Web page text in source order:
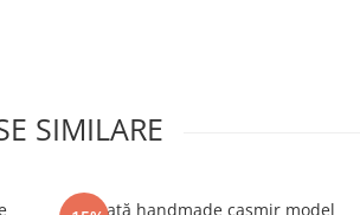
SIMILARE
Cravată handmade cașmir model